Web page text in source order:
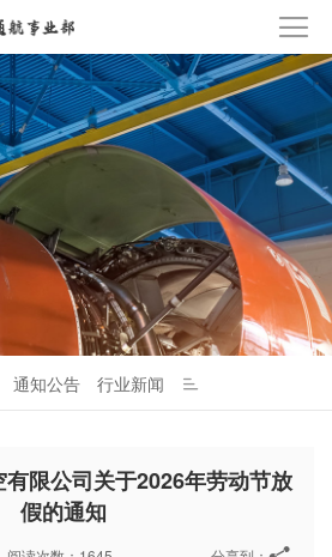
通知公告 行业新闻
限公司关于2026年劳动节放
假的通知